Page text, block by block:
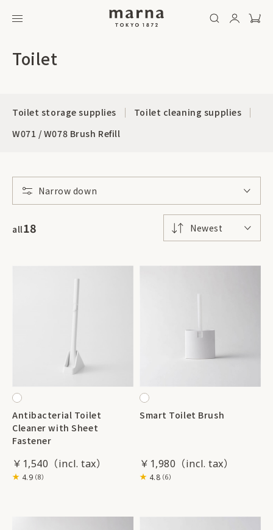
Toilet
Toilet storage supplies
Toilet cleaning supplies
W071 / W078 Brush Refill
Narrow down
Newest
all18
Antibacterial Toilet
Cleaner with Sheet
Fastener
￥1,540
4.9（8）
Smart Toilet Brush
￥1,980
4.8（6）